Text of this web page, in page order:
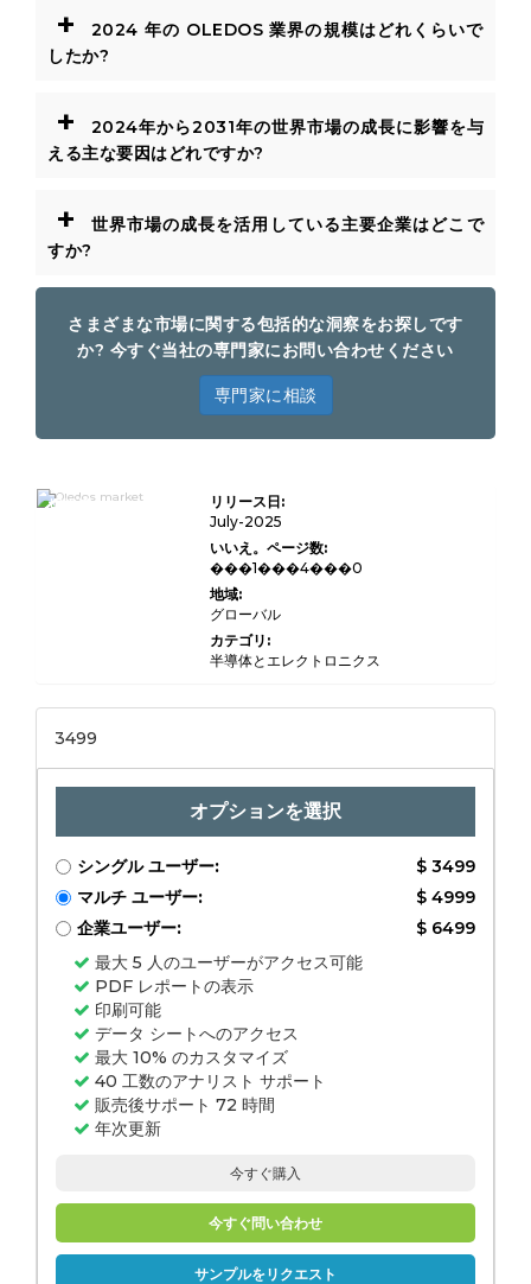
+
2024 年の OLEDOS 業界の規模はどれくらいで
したか?
+
2024年から2031年の世界市場の成長に影響を与
える主な要因はどれですか?
+
世界市場の成長を活用している主要企業はどこで
すか?
さまざまな市場に関する包括的な洞察をお探しです
か? 今すぐ当社の専門家にお問い合わせください
専門家に相談
OLEDoS市
場規模、シ
イ）、アプ
ン別（拡張
現実、医療
画像処理、
ウェアラブ
ドユーザー
別（家電、
ヘルスケ
ア、軍事お
よび防衛、
産業、自動
車）、およ
び地域分
析、2024～
2031年
リリース日:
July-2025
いいえ。ページ数:
���1���4���0
地域:
グローバル
カテゴリ:
半導体とエレクトロニクス
3499
オプションを選択
シングル ユーザー:
$ 3499
マルチ ユーザー:
$ 4999
企業ユーザー:
$ 6499
最大 5 人のユーザーがアクセス可能
PDF レポートの表示
印刷可能
データ シートへのアクセス
最大 10% のカスタマイズ
40 工数のアナリスト サポート
販売後サポート 72 時間
年次更新
今すぐ購入
今すぐ問い合わせ
サンプルをリクエスト